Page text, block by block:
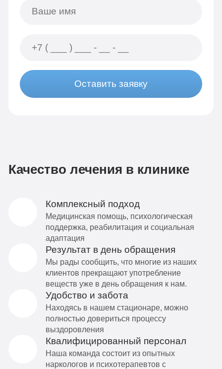
Оставить заявку
Качество лечения в клинике
Комплексный подход
Медицинская помощь, психологическая
поддержка, реабилитация и социальная
адаптация
Результат в день обращения
Мы рады сообщить, что многие из наших
клиентов прекращают употребление
веществ уже в день обращения к нам.
Удобство и забота
Находясь в нашем стационаре, можно
полностью довериться процессу
выздоровления
Квалифицированный персонал
Наша команда состоит из опытных
наркологов и психотерапевтов с